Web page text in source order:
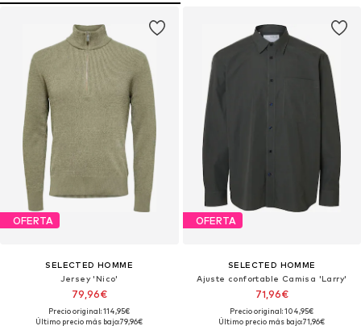
OFERTA
SELECTED HOMME
Jersey 'Nico'
79,96€
Precio original: 114,95€
Último precio más bajo:79,96€
OFERTA
SELECTED HOMME
Ajuste confortable Camisa 'Larry'
71,96€
Precio original: 104,95€
Último precio más bajo:71,96€